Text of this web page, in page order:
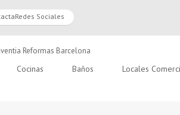
Redes Sociales
Cocinas Baños Locales